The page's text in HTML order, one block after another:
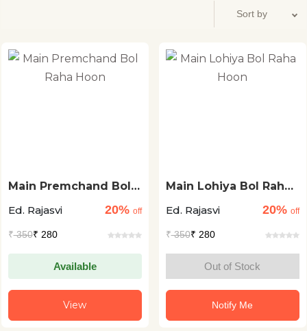
Main Premchand Bol
Ed. Rajasvi
20% off
₹350₹ 280
Available
View
Main Lohiya Bol Raha
Ed. Rajasvi
20% off
₹350₹ 280
Out of Stock
Notify Me